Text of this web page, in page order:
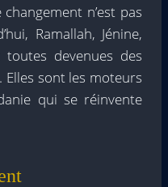
n’est pas
Ramallah, Jénine,
devenues des
Elles sont les moteurs
qui se réinvente